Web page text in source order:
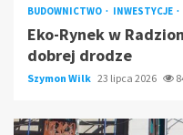
BUDOWNICTWO INWESTYCJE
Eko-Rynek w
dobrej drodze
Szymon Wilk 23 lipca 2026